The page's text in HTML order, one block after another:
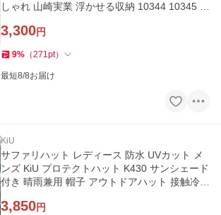
しゃれ 山崎実業 浮かせる収納 10344 10345 石
3,300円
9% （271pt）
最短8/8お届け
KiU
サファリハット レディース 防水 UVカット メ
ンズ KiU プロテクトハット K430 サンシェード
付き 晴雨兼用 帽子 アウトドアハット 接触冷感
3,850円